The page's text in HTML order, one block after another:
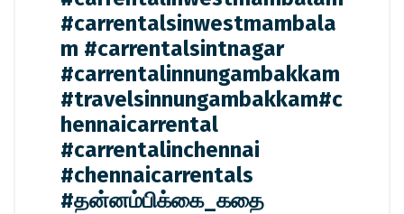
#carrentalsinwestmambala
m #carrentalsintnagar
#carrentalinnungambakkam
#travelsinnungambakkam#c
hennaicarrental
#carrentalinchennai
#chennaicarrentals
#தன்னம்பிக்கை_கதை